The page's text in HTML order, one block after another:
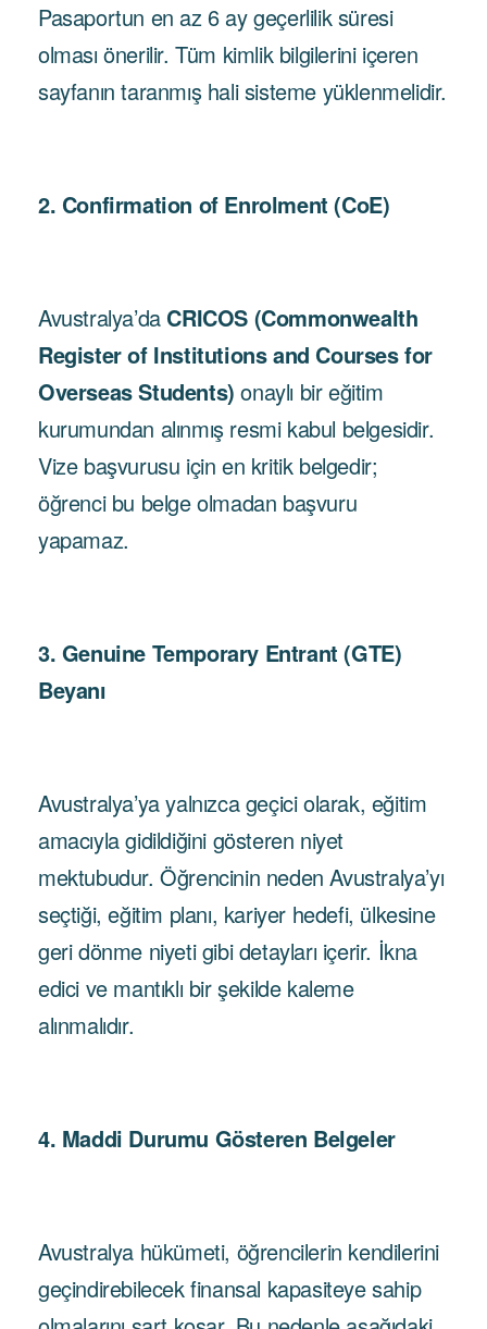
Pasaportun en az 6 ay geçerlilik süresi
olması önerilir. Tüm kimlik bilgilerini içeren
sayfanın taranmış hali sisteme yüklenmelidir.
2. Confirmation of Enrolment (CoE)
Avustralya’da CRICOS (Commonwealth
Register of Institutions and Courses for
Overseas Students) onaylı bir eğitim
kurumundan alınmış resmi kabul belgesidir.
Vize başvurusu için en kritik belgedir;
öğrenci bu belge olmadan başvuru
yapamaz.
3. Genuine Temporary Entrant (GTE)
Beyanı
Avustralya’ya yalnızca geçici olarak, eğitim
amacıyla gidildiğini gösteren niyet
mektubudur. Öğrencinin neden Avustralya’yı
seçtiği, eğitim planı, kariyer hedefi, ülkesine
geri dönme niyeti gibi detayları içerir. İkna
edici ve mantıklı bir şekilde kaleme
alınmalıdır.
4. Maddi Durumu Gösteren Belgeler
Avustralya hükümeti, öğrencilerin kendilerini
geçindirebilecek finansal kapasiteye sahip